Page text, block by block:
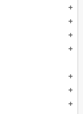
add
add
add
add
add
add
add